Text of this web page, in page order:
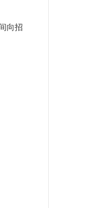
向招